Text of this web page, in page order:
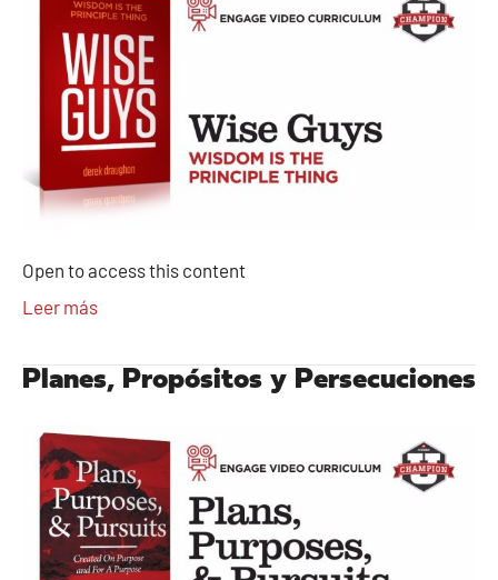
Open to access this content
Leer más
Planes, Propósitos y Persecuciones